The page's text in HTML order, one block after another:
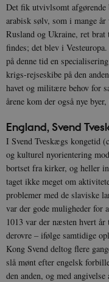
Det fik utvivlsomt
arabisk sølv, som i mange
Rusland og Ukraine, ret
findes; det blev i
på denne tid en
krigs-rejseskibe på den
havet og militære behov for
årene kom der også nye
England, Svend
I Svend Tveskægs kongetid
og kulturel nyorientering
bortset fra kirker, og heller
taget ikke meget om
problemer med de slaviske
var der gode muligheder for
1013 var der næsten hvert
derovre – ifølge samtidige
Kong Svend deltog flere
slå mønt efter engelsk
den anden, og med